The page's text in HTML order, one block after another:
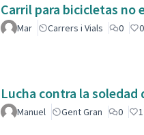
Carril
Mar Carrers i Vials 0 0
Lucha contra la
Manuel Gent Gran 0 1